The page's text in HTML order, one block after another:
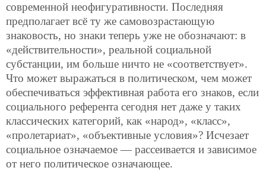
современной неофигуративности. Последняя
предполагает всё ту же самовозрастающую
знаковость, но знаки теперь уже не обозначают: в
«действительности», реальной социальной
субстанции, им больше ничто не «соответствует».
Что может выражаться в политическом, чем может
обеспечиваться эффективная работа его знаков, если
социального референта сегодня нет даже у таких
классических категорий, как «народ», «класс»,
«пролетариат», «объективные условия»? Исчезает
социальное означаемое — рассеивается и зависимое
от него политическое означающее.